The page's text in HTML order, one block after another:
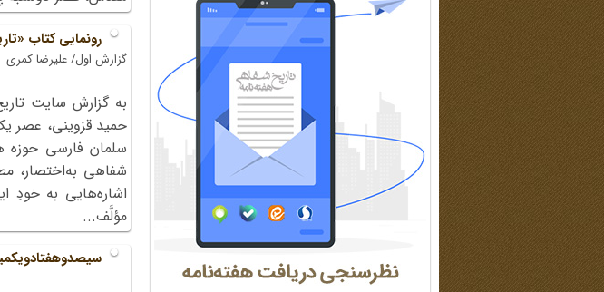
رونمایی کتاب
گزارش اول/ علیرضا کمری
به گزارش سایت
سلمان فارسی حوزه
شفاهی به‌اختصار،
اشاره‌هایی به خودِ
مؤلَّف...